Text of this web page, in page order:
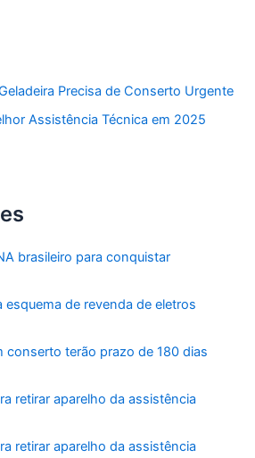
Precisa de Conserto Urgente
Assistência Técnica em 2025
brasileiro para conquistar
esquema de revenda de eletros
conserto terão prazo de 180 dias
retirar aparelho da assistência
retirar aparelho da assistência